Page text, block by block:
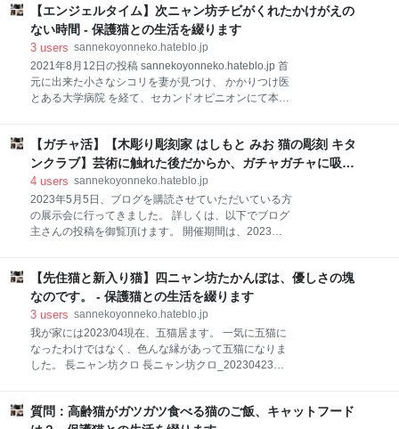
も、私が自宅を出る前のご飯の催促もなく。 いつも通
り、普通、というコトバを噛みしめて いつも通り、普
通、というコトバを噛みしめて この光景をみるのは、
1週間ぶり、でしょうか？ 妻の復調により、クロの食
欲も元通りになったようで、ご飯の時間にご飯の催促
をしてきたようです。 いつも通り、普段通り、普通 っ
のソファベッドでマッタリ、と。 この光景も、1週間
ぶり、です。 ご飯を食べた後、落ち着くまで私のソフ
ァベッドでマッタリするのが、クロのいつもの姿。 四
【エンジェルタイム】次ニャン坊チビがくれたかけがえの
ない時間 - 保護猫との生活を綴ります
3 users sannekoyonneko.hateblo.jp
2021年8月12日の投稿 sannekoyonneko.hateblo.jp 首
元に出来た小さなシコリを妻が見つけ、 かかりつけ医
とある大学病院 を経て、セカンドオピニオンにて本格
際、腫瘍が神経等に絡まっており、メスを入れたが、
取り除くという処置は出来ず。 その後は出来るだけチ
ビのQOLを保つ事に専念し続けました。 素人の私です
ら見ただけでわかるくらい、チビに出来た腫瘍は大き
くなり、外科的処置をする事が出来ない現状に、何と
も言えない日々を過ごしていました。 猫のリンパ腫の
ています。 執刀医からも、比較的早いタイミングで、
ある程度心の準備はしておいてください というような
ニュアンスで状況
【ガチャ活】【木彫り彫刻家 はしもと みお 猫の彫刻 キタ
ンクラブ】芸術に触れた後だからか、ガチャガチャに吸い
寄せられました。 - 保護猫との生活を綴ります
4 users sannekoyonneko.hateblo.jp
2023年5月5日、ブログを購読させていただいている方
の展示会に行ってきました。 詳しくは、以下でブログ
主さんの投稿を御覧頂けます。 開催期間は、2023年5
どん (id:fukufukudo)さん、ブログ引用させていただき
ました。 fukufukudo.hatenablog.jp 絵心なんて全く持
ち合わせておらず、ガキの頃の 美術なんて、赤点ギリ
ギリでしたので、こういった芸術を創り出せる方の能
力をちょっとだけでも分けて欲しい限りです。 そん
な、芸術に触れた直後という事もあったのでしょう、
の彫刻 キタンクラブ】芸術に触れた後だからか、ガチ
ャガチャに吸い寄せられました。 【木彫り彫刻家 はし
【先住猫と新入り猫】四ニャン坊たかんぼは、優しさの塊
なのです。 - 保護猫との生活を綴ります
3 users sannekoyonneko.hateblo.jp
我が家には2023/04現在、五猫居ます。 一気に五猫に
なったわけではなく、色んな縁があって五猫になりま
した。 長ニャン坊クロ 長ニャン坊クロ_20230423現
坊チビ_20230423現在 チビとの出会いについては以下
質問：高齢猫がガツガツ食べる猫のご飯、キャットフード